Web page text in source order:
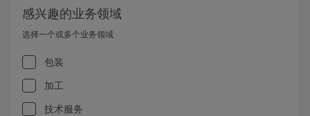
感兴趣的业务领域
选择一个或多个业务领域
包装
加工
技术服务